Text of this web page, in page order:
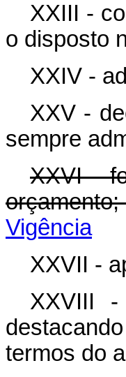
XXIII -
o disposto
XXIV -
XXV -
sempre
XXVI -
Vigência
XXVII -
XXVIII
termos do